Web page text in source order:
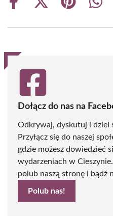
Share
Share
(Twitter)
Share
Share
Dołącz do nas na
Odkrywaj, dyskutuj i dziel
Przyłącz się do naszej
gdzie możesz dowiedzieć
wydarzeniach w
polub naszą stronę i bądź
Polub nas!